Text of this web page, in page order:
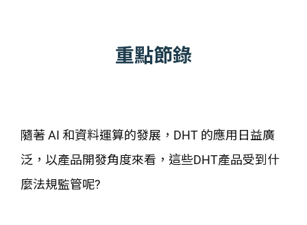
重點節錄
隨著 AI 和資料運算的發展，DHT 的應用日益廣
泛，以產品開發角度來看，這些DHT產品受到什
麼法規監管呢?